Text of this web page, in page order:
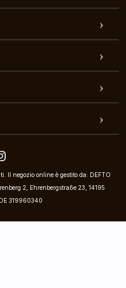
Il negozio online è gestito da: DEFTO
2, Ehrenbergstraße 23, 14195
319960340